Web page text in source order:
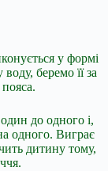
у формі
беремо її за
до одного і,
одного. Виграє
дитину тому,